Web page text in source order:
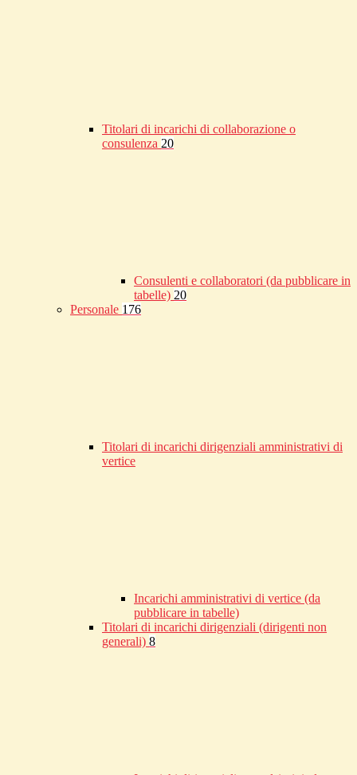
Titolari di incarichi di collaborazione o
consulenza 20
Consulenti e collaboratori (da pubblicare in
tabelle) 20
Personale 176
Titolari di incarichi dirigenziali amministrativi di
vertice
Incarichi amministrativi di vertice (da
pubblicare in tabelle)
Titolari di incarichi dirigenziali (dirigenti non
generali) 8